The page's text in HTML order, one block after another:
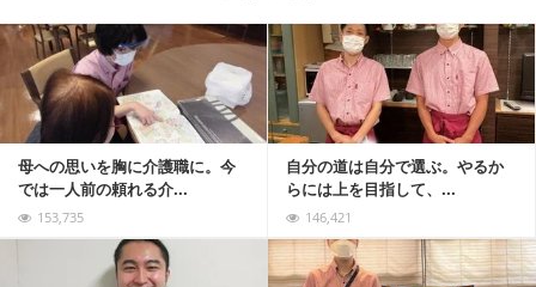
母への思いを胸に介護職に。今
では一人前の頼れる介...
153,735
自分の道は自分で選ぶ。やるか
らには上を目指して、...
146,421
記事を読む